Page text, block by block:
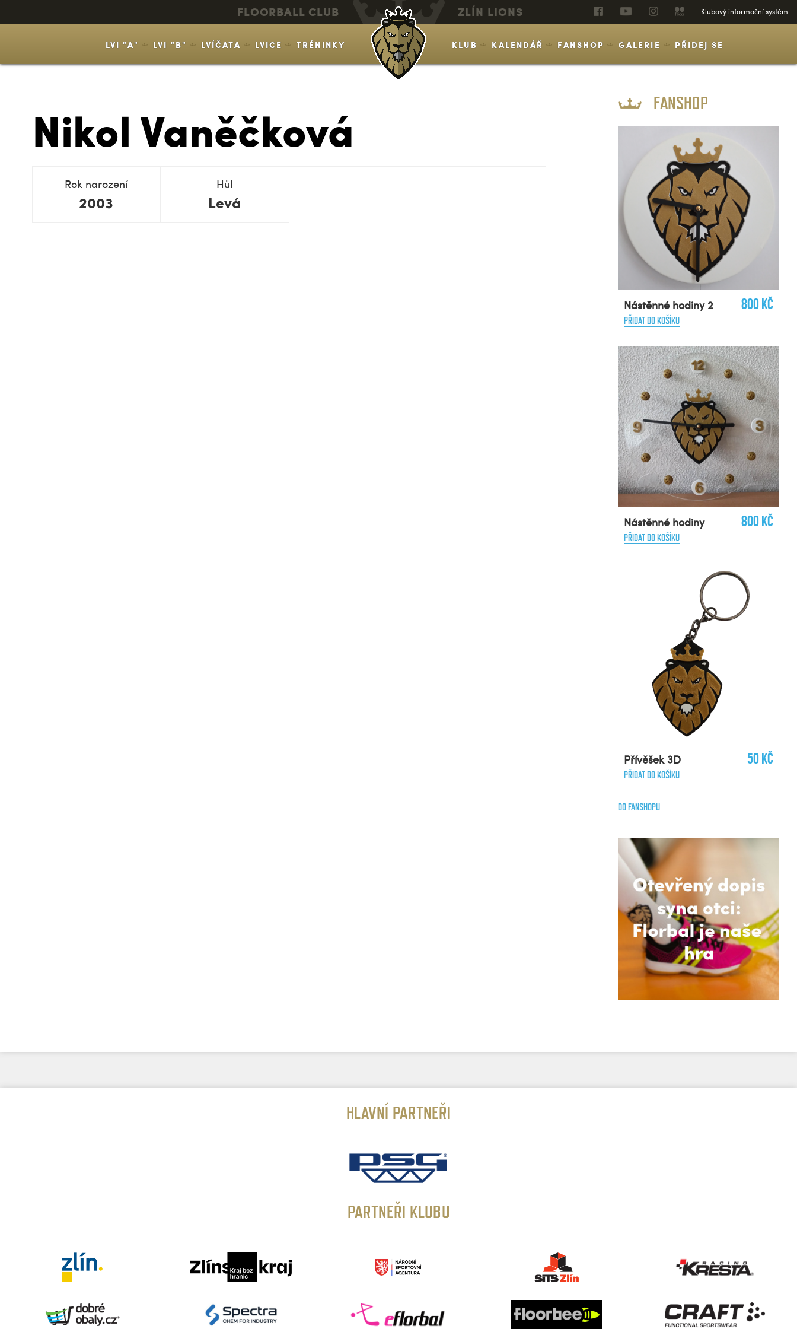
FLOORBALL CLUB ZLÍN LIONS Klubový informační systém
LVI "A" LVI "B" LVÍČATA LVICE TRÉNINKY KLUB KALENDÁŘ FANSHOP GALERIE PŘIDEJ SE
Nikol Vaněčková
Rok narození
2003
Hůl
Levá
FANSHOP
Nástěnné hodiny 2
PŘIDAT DO KOŠÍKU
800 Kč
Nástěnné hodiny
PŘIDAT DO KOŠÍKU
800 Kč
Přívěšek 3D
PŘIDAT DO KOŠÍKU
50 Kč
DO FANSHOPU
HLAVNÍ PARTNEŘI
PARTNEŘI KLUBU